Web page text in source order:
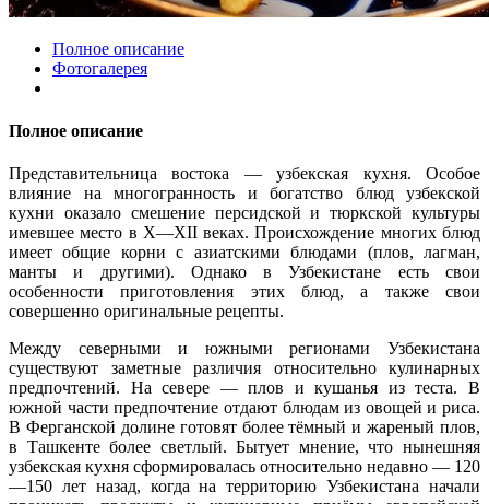
Полное описание
Фотогалерея
Полное описание
Представительница востока — узбекская кухня. Особое
влияние на многогранность и богатство блюд узбекской
кухни оказало смешение персидской и тюркской культуры
имевшее место в X—XII веках. Происхождение многих блюд
имеет общие корни с азиатскими блюдами (плов, лагман,
манты и другими). Однако в Узбекистане есть свои
особенности приготовления этих блюд, а также свои
совершенно оригинальные рецепты.
Между северными и южными регионами Узбекистана
существуют заметные различия относительно кулинарных
предпочтений. На севере — плов и кушанья из теста. В
южной части предпочтение отдают блюдам из овощей и риса.
В Ферганской долине готовят более тёмный и жареный плов,
в Ташкенте более светлый. Бытует мнение, что нынешняя
узбекская кухня сформировалась относительно недавно — 120
—150 лет назад, когда на территорию Узбекистана начали